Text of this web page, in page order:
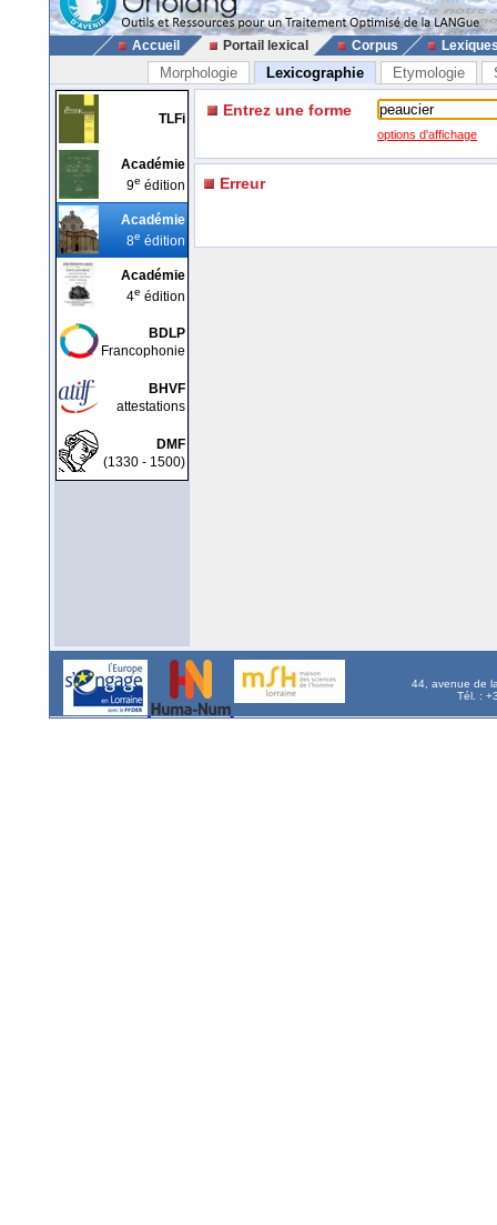
Accueil Portail lexical Corpus
Morphologie Lexicographie Etymologie
TLFi
Académie
9e édition
Académie
8e édition
Académie
4e édition
BDLP
Francophonie
BHVF
attestations
DMF
(1330 - 1500)
Entrez une forme
options d'affichage
Erreur
44, avenue de
Tél. :